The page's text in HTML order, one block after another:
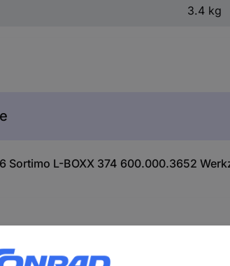
3.4 kg
L-BOXX 374 600.000.3652
und stoßfestem ABS-Kunststoff